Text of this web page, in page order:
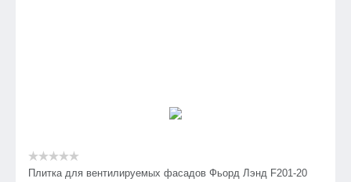
Плитка для вентилируемых фасадов Фьорд Лэнд F201-20